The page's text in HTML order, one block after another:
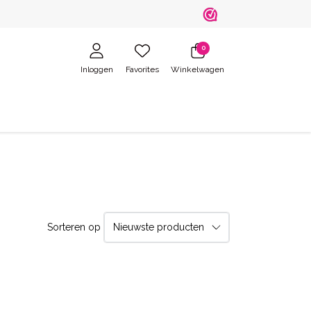
Inloggen Favorites
0
Winkelwagen
Sorteren op